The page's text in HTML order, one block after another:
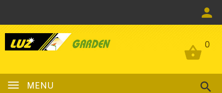
0
MENU
0